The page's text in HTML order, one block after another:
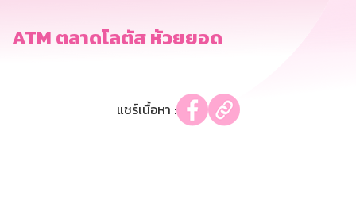
GSB Society
ATM ตลาดโลตัส ห้วยยอด
แชร์เนื้อหา :